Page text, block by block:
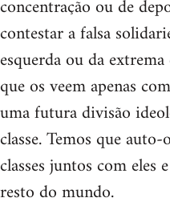
concentração ou de
contestar a falsa
esquerda ou da
que os veem apenas
uma futura divisão
classe. Temos que
classes juntos com
resto do mundo.